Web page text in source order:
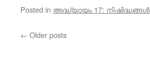
Posted in അദ്ധ്യായം 17: നിഷിദ്ധങ്ങൾ
← Older posts